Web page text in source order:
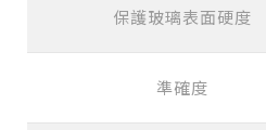
保護玻璃表面硬度
準確度